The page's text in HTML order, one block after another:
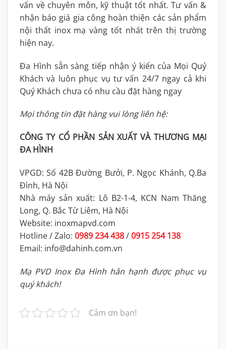
vấn về chuyên môn, kỹ thuật tốt nhất. Tư vấn &
nhận báo giá gia công hoàn thiện các sản phẩm
nội thất inox mạ vàng tốt nhất trên thị trường
hiện nay.
Đa Hình sẵn sàng tiếp nhận ý kiến của Mọi Quý
Khách và luôn phục vụ tư vấn 24/7 ngay cả khi
Quý Khách chưa có nhu cầu đặt hàng ngay
Mọi thông tin đặt hàng vui lòng liên hệ:
CÔNG TY CỔ PHẦN SẢN XUẤT VÀ THƯƠNG MẠI
ĐA HÌNH
VPGD: Số 42B Đường Bưởi, P. Ngọc Khánh, Q.Ba
Đình, Hà Nội
Nhà máy sản xuất: Lô B2-1-4, KCN Nam Thăng
Long, Q. Bắc Từ Liêm, Hà Nội
Website: inoxmapvd.com
Hotline / Zalo: 0989 234 438/0915 254 138
Email: info@dahinh.com.vn
Mạ PVD Inox Đa Hình hân hạnh được phục vụ
quý khách!
Cảm ơn bạn!